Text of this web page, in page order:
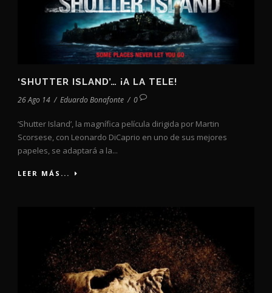
‘SHUTTER ISLAND’… ¡A LA TELE!
26 Ago 14 / Eduardo Bonafonte / 0
‘Shutter Island’, la magnífica película dirigida por Martin
Scorsese, con Leonardo DiCaprio en uno de sus mejores
papeles, se adaptará a la...
LEER MÁS...